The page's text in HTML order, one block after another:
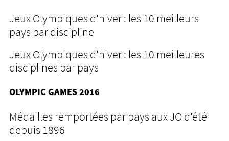
Jeux Olympiques d'hiver : les 10 meilleurs
pays par discipline
Jeux Olympiques d'hiver : les 10 meilleures
disciplines par pays
OLYMPIC GAMES 2016
Médailles remportées par pays aux JO d'été
depuis 1896